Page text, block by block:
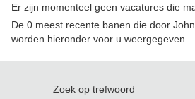
Er zijn momenteel geen vacatures die
De 0 meest recente banen die door
worden hieronder voor u weergegeven.
Zoek op trefwoord